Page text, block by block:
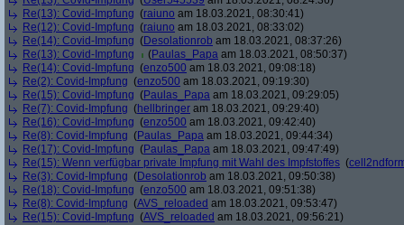
Re(13): Covid-Impfung (raiuno am 18.03.2021, 08:30:41)
Re(12): Covid-Impfung (raiuno am 18.03.2021, 08:33:02)
Re(14): Covid-Impfung (Desolationrob am 18.03.2021, 08:37:26)
Re(13): Covid-Impfung
(Paulas_Papa am 18.03.2021, 08:50:37)
Re(14): Covid-Impfung (enzo500 am 18.03.2021, 09:08:18)
Re(2): Covid-Impfung (enzo500 am 18.03.2021, 09:19:30)
Re(15): Covid-Impfung (Paulas_Papa am 18.03.2021, 09:29:05)
Re(7): Covid-Impfung (hellbringer am 18.03.2021, 09:29:40)
Re(16): Covid-Impfung (enzo500 am 18.03.2021, 09:42:40)
Re(8): Covid-Impfung (Paulas_Papa am 18.03.2021, 09:44:34)
Re(17): Covid-Impfung (Paulas_Papa am 18.03.2021, 09:47:49)
Re(15): Wenn verfügbar private Impfung mit Wahl des Impfstoffes (
Re(3): Covid-Impfung (Desolationrob am 18.03.2021, 09:50:38)
Re(18): Covid-Impfung (enzo500 am 18.03.2021, 09:51:38)
Re(8): Covid-Impfung (AVS_reloaded am 18.03.2021, 09:53:47)
Re(15): Covid-Impfung (AVS_reloaded am 18.03.2021, 09:56:21)